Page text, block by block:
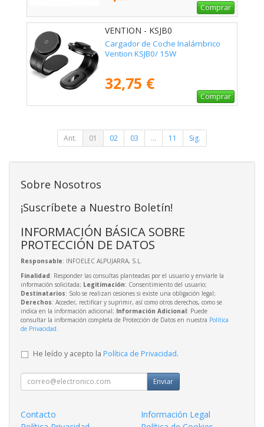
Comprar
VENTION - KSJB0
Cargador de Coche Inalámbrico
Vention KSJB0/ 15W
32,75 €
Comprar
Ant. 01 02 03 ... 11 Sig.
Sobre Nosotros
¡Suscríbete a Nuestro Boletín!
INFORMACIÓN BÁSICA SOBRE
PROTECCIÓN DE DATOS
Responsable: INFOELEC ALPUJARRA, S.L.
Finalidad: Responder las consultas planteadas por el usuario y enviarle la
información solicitada; Legitimación: Consentimiento del usuario;
Destinatarios: Solo se realizan cesiones si existe una obligación legal;
Derechos: Acceder, rectificar y suprimir, así como otros derechos, como se
indica en la información adicional; Información Adicional: Puede
consultar la información completa de Protección de Datos en nuestra Política
de Privacidad.
He leído y acepto la Política de Privacidad.
Enviar
Contacto
Información Legal